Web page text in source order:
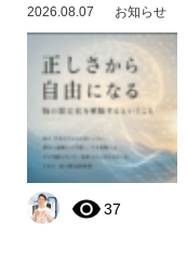
2026.08.07 お知らせ
37